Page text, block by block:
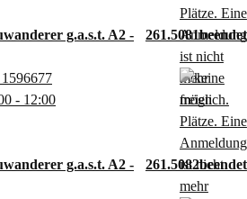
g.a.s.t. A2 -
261.5081
- 12:00
g.a.s.t. A2 -
261.5082